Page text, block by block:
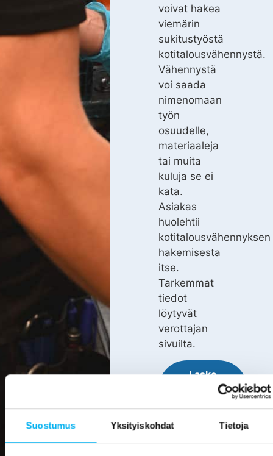
Suostumus Yksityiskohdat Tietoja
voivat hakea
viemärin
sukitustyöstä
kotitalousvähennystä.
Vähennystä
voi saada
nimenomaan
työn
osuudelle,
materiaaleja
tai muita
kuluja se ei
kata.
Asiakas
huolehtii
kotitalousvähennyksen
hakemisesta
itse.
Tarkemmat
tiedot
löytyvät
verottajan
sivuilta.
Laske
viemärin
sukituksen
tarjous